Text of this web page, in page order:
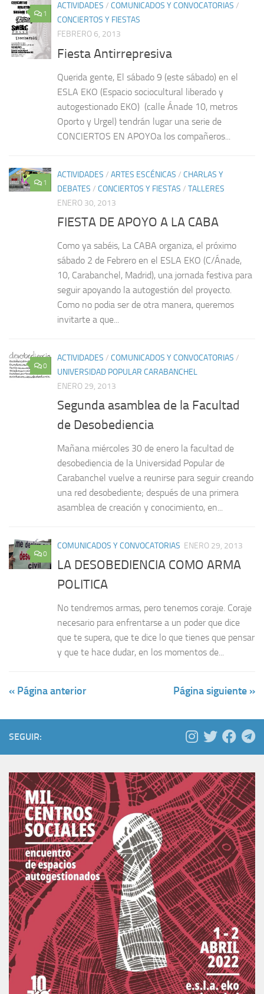
1
ACTIVIDADES / COMUNICADOS Y CONVOCATORIAS /
CONCIERTOS Y FIESTAS
FEBRERO 6, 2013
Fiesta Antirrepresiva
Querida gente, El sábado 9 (este sábado) en el
ESLA EKO (Espacio sociocultural liberado y
autogestionado EKO) (calle Ánade 10, metros
Oporto y Urgel) tendrán lugar una serie de
CONCIERTOS EN APOYOa los compañeros...
1
ACTIVIDADES / ARTES ESCÉNICAS / CHARLAS Y
DEBATES / CONCIERTOS Y FIESTAS / TALLERES
ENERO 30, 2013
FIESTA DE APOYO A LA CABA
Como ya sabéis, La CABA organiza, el próximo
sábado 2 de Febrero en el ESLA EKO (C/Ánade,
10, Carabanchel, Madrid), una jornada festiva para
seguir apoyando la autogestión del proyecto.
Como no podia ser de otra manera, queremos
invitarte a que...
0
ACTIVIDADES / COMUNICADOS Y CONVOCATORIAS /
UNIVERSIDAD POPULAR CARABANCHEL
ENERO 29, 2013
Segunda asamblea de la Facultad
de Desobediencia
Mañana miércoles 30 de enero la facultad de
desobediencia de la Universidad Popular de
Carabanchel vuelve a reunirse para seguir creando
una red desobediente; después de una primera
asamblea de creación y conocimiento, en...
0
COMUNICADOS Y CONVOCATORIAS ENERO 29, 2013
LA DESOBEDIENCIA COMO ARMA
POLITICA
No tendremos armas, pero tenemos coraje. Coraje
necesario para enfrentarse a un poder que dice
que te supera, que te dice lo que tienes que pensar
y que te hace dudar, en los momentos de...
« Página anterior Página siguiente »
SEGUIR: